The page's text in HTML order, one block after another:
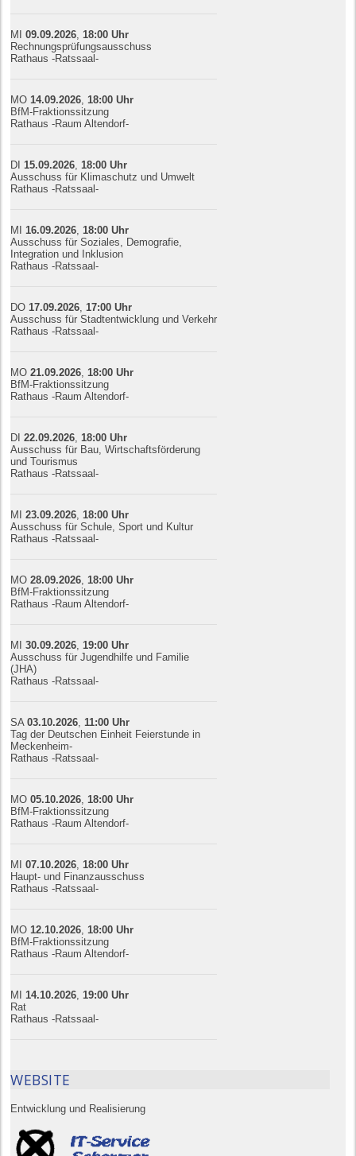
MI09.09.2026 18:00 Uhr
Rechnungsprüfungsausschuss
Rathaus -Ratssaal-
MO 14.09.2026 18:00 Uhr
BfM-Fraktionssitzung
Rathaus -Raum Altendorf-
DI 15.09.2026 18:00 Uhr
Ausschuss für Klimaschutz und Umwelt
Rathaus -Ratssaal-
MI 16.09.2026 18:00 Uhr
Ausschuss für Soziales, Demografie,
Integration und Inklusion
Rathaus -Ratssaal-
DO 17.09.2026 17:00 Uhr
Ausschuss für Stadtentwicklung und Verkehr
Rathaus -Ratssaal-
MO21.09.2026 18:00 Uhr
BfM-Fraktionssitzung
Rathaus -Raum Altendorf-
DI22.09.2026 18:00 Uhr
Ausschuss für Bau, Wirtschaftsförderung
und Tourismus
Rathaus -Ratssaal-
MI23.09.2026 18:00 Uhr
Ausschuss für Schule, Sport und Kultur
Rathaus -Ratssaal-
MO28.09.2026 18:00 Uhr
BfM-Fraktionssitzung
Rathaus -Raum Altendorf-
MI30.09.2026 19:00 Uhr
Ausschuss für Jugendhilfe und Familie
(JHA)
Rathaus -Ratssaal-
SA03.10.2026 11:00 Uhr
Tag der Deutschen Einheit Feierstunde in
Meckenheim-
Rathaus -Ratssaal-
MO05.10.2026 18:00 Uhr
BfM-Fraktionssitzung
Rathaus -Raum Altendorf-
MI07.10.2026 18:00 Uhr
Haupt- und Finanzausschuss
Rathaus -Ratssaal-
MO 12.10.2026 18:00 Uhr
BfM-Fraktionssitzung
Rathaus -Raum Altendorf-
MI 14.10.2026 19:00 Uhr
Rat
Rathaus -Ratssaal-
WEBSITE
Entwicklung und Realisierung